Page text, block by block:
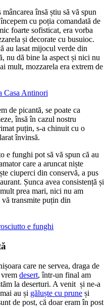
însă știu să vă spun
cu poția comandată de
foarte sofisticat, era vorba
și decorate cu busuioc.
au lasat mijocul verde din
nu dă bine la aspect și nici nu
mult, mozzarela era extrem de
de picantă, se poate ca
însă în cazul nostru
puțin, s-a chinuit cu o
învinsă.
e funghi pot să vă spun că au
care a aruncat niște
ciuperci din conservă, a pus
Șunca avea consistență și
prea mari, nici nu am
transmite puțin din
care ne servea, draga de
desert, într-un final am
la deserturi. A venit și ne-a
au și găluște cu prune și
de post, că doar eram în post